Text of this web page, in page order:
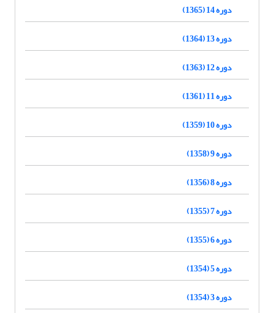
دوره 14 (1365)
دوره 13 (1364)
دوره 12 (1363)
دوره 11 (1361)
دوره 10 (1359)
دوره 9 (1358)
دوره 8 (1356)
دوره 7 (1355)
دوره 6 (1355)
دوره 5 (1354)
دوره 3 (1354)